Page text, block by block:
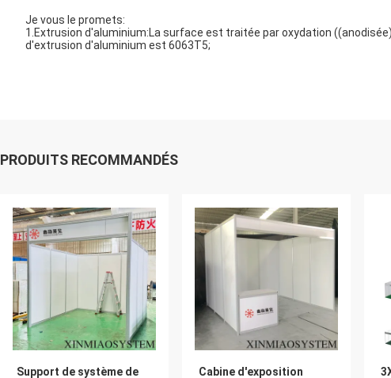
Je vous le promets:
1.Extrusion d'aluminium:La surface est traitée par oxydation
d'extrusion d'aluminium est 6063T5;
PRODUITS RECOMMANDÉS
Support de système de
Cabine d'exposition